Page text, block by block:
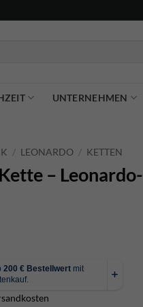
UNTERNEHMEN
/ LEONARDO / KETTEN
– Leonardo-